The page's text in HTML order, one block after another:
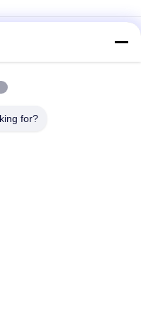
нагревателем для
и полиэфирной ткани
инфракрасным
for?